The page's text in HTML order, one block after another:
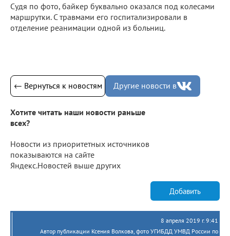
Судя по фото, байкер буквально оказался под колесами
маршрутки. С травмами его госпитализировали в
отделение реанимации одной из больниц.
← Вернуться к новостям Другие новости в
Хотите читать наши новости раньше
всех?
Новости из приоритетных источников
показываются на сайте
Яндекс.Новостей выше других
Добавить
8 апреля 2019 г. 9:41
Автор публикации Ксения Волкова, фото УГИБДД УМВД России по